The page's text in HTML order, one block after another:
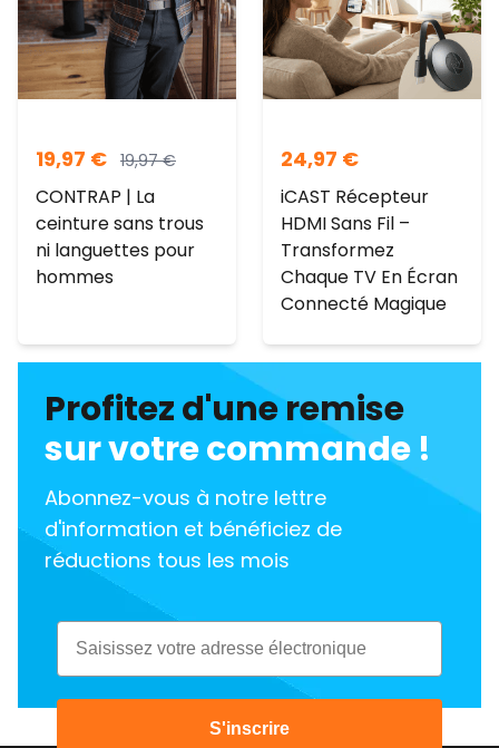
19,97 € 19,97€
CONTRAP | La
ceinture sans trous
ni languettes pour
hommes
24,97 €
iCAST Récepteur
HDMI Sans Fil –
Transformez
Chaque TV En Écran
Connecté Magique
Profitez d'une remise
sur votre commande !
Abonnez-vous à notre lettre
d'information et bénéficiez de
réductions tous les mois
Email
S'inscrire